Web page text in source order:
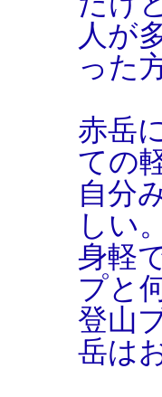
人が
った
赤岳
ての
自分
しい
身軽
プと
登山
岳は